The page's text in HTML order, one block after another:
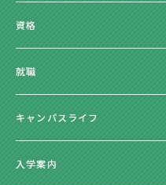
資格
就職
キャンパスライフ
入学案内